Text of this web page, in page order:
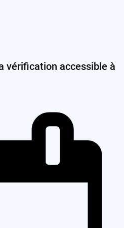
vérification accessible à